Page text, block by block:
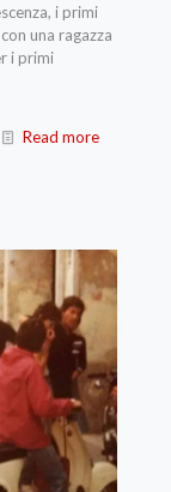
i primi
una ragazza
i primi
Read more